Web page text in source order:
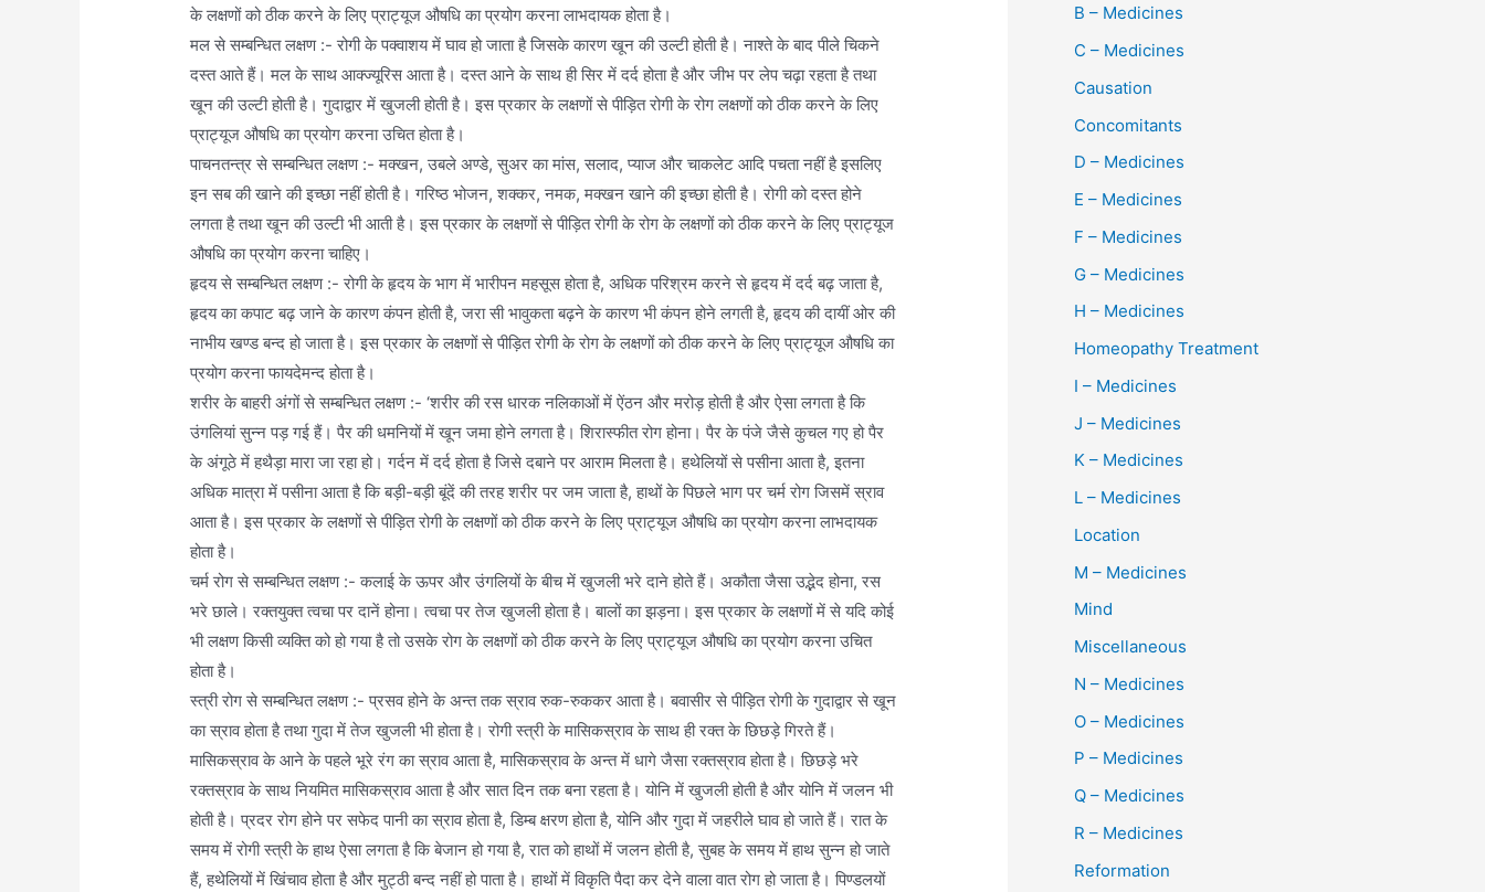
के लक्षणों को ठीक करने के लिए प्राट्यूज औषधि का प्रयोग करना लाभदायक होता है।
मल से सम्बन्धित लक्षण :- रोगी के पक्वाशय में घाव हो जाता है जिसके कारण खून की उल्टी होती है। नाश्ते के बाद पीले चिकने
दस्त आते हैं। मल के साथ आक्ज्यूरिस आता है। दस्त आने के साथ ही सिर में दर्द होता है और जीभ पर लेप चढ़ा रहता है तथा
खून की उल्टी होती है। गुदाद्वार में खुजली होती है। इस प्रकार के लक्षणों से पीड़ित रोगी के रोग लक्षणों को ठीक करने के लिए
प्राट्यूज औषधि का प्रयोग करना उचित होता है।
पाचनतन्त्र से सम्बन्धित लक्षण :- मक्खन, उबले अण्डे, सुअर का मांस, सलाद, प्याज और चाकलेट आदि पचता नहीं है इसलिए
इन सब की खाने की इच्छा नहीं होती है। गरिष्ठ भोजन, शक्कर, नमक, मक्खन खाने की इच्छा होती है। रोगी को दस्त होने
लगता है तथा खून की उल्टी भी आती है। इस प्रकार के लक्षणों से पीड़ित रोगी के रोग के लक्षणों को ठीक करने के लिए प्राट्यूज
औषधि का प्रयोग करना चाहिए।
हृदय से सम्बन्धित लक्षण :- रोगी के हृदय के भाग में भारीपन महसूस होता है, अधिक परिश्रम करने से हृदय में दर्द बढ़ जाता है,
हृदय का कपाट बढ़ जाने के कारण कंपन होती है, जरा सी भावुकता बढ़ने के कारण भी कंपन होने लगती है, हृदय की दायीं ओर की
नाभीय खण्ड बन्द हो जाता है। इस प्रकार के लक्षणों से पीड़ित रोगी के रोग के लक्षणों को ठीक करने के लिए प्राट्यूज औषधि का
प्रयोग करना फायदेमन्द होता है।
शरीर के बाहरी अंगों से सम्बन्धित लक्षण :- ‘शरीर की रस धारक नलिकाओं में ऐंठन और मरोड़ होती है और ऐसा लगता है कि
उंगलियां सुन्न पड़ गई हैं। पैर की धमनियों में खून जमा होने लगता है। शिरास्फीत रोग होना। पैर के पंजे जैसे कुचल गए हो पैर
के अंगूठे में हथैड़ा मारा जा रहा हो। गर्दन में दर्द होता है जिसे दबाने पर आराम मिलता है। हथेलियों से पसीना आता है, इतना
अधिक मात्रा में पसीना आता है कि बड़ी-बड़ी बूंदें की तरह शरीर पर जम जाता है, हाथों के पिछले भाग पर चर्म रोग जिसमें स्राव
आता है। इस प्रकार के लक्षणों से पीड़ित रोगी के लक्षणों को ठीक करने के लिए प्राट्यूज औषधि का प्रयोग करना लाभदायक
होता है।
चर्म रोग से सम्बन्धित लक्षण :- कलाई के ऊपर और उंगलियों के बीच में खुजली भरे दाने होते हैं। अकौता जैसा उद्भेद होना, रस
भरे छाले। रक्तयुक्त त्वचा पर दानें होना। त्वचा पर तेज खुजली होता है। बालों का झड़ना। इस प्रकार के लक्षणों में से यदि कोई
भी लक्षण किसी व्यक्ति को हो गया है तो उसके रोग के लक्षणों को ठीक करने के लिए प्राट्यूज औषधि का प्रयोग करना उचित
होता है।
स्त्री रोग से सम्बन्धित लक्षण :- प्रसव होने के अन्त तक स्राव रुक-रुककर आता है। बवासीर से पीड़ित रोगी के गुदाद्वार से खून
का स्राव होता है तथा गुदा में तेज खुजली भी होता है। रोगी स्त्री के मासिकस्राव के साथ ही रक्त के छिछड़े गिरते हैं।
मासिकस्राव के आने के पहले भूरे रंग का स्राव आता है, मासिकस्राव के अन्त में धागे जैसा रक्तस्राव होता है। छिछड़े भरे
रक्तस्राव के साथ नियमित मासिकस्राव आता है और सात दिन तक बना रहता है। योनि में खुजली होती है और योनि में जलन भी
होती है। प्रदर रोग होने पर सफेद पानी का स्राव होता है, डिम्ब क्षरण होता है, योनि और गुदा में जहरीले घाव हो जाते हैं। रात के
समय में रोगी स्त्री के हाथ ऐसा लगता है कि बेजान हो गया है, रात को हाथों में जलन होती है, सुबह के समय में हाथ सुन्न हो जाते
हैं, हथेलियों में खिंचाव होता है और मुट्ठी बन्द नहीं हो पाता है। हाथों में विकृति पैदा कर देने वाला वात रोग हो जाता है। पिण्डलयों
B – Medicines
C – Medicines
Causation
Concomitants
D – Medicines
E – Medicines
F – Medicines
G – Medicines
H – Medicines
Homeopathy Treatment
I – Medicines
J – Medicines
K – Medicines
L – Medicines
Location
M – Medicines
Mind
Miscellaneous
N – Medicines
O – Medicines
P – Medicines
Q – Medicines
R – Medicines
Reformation